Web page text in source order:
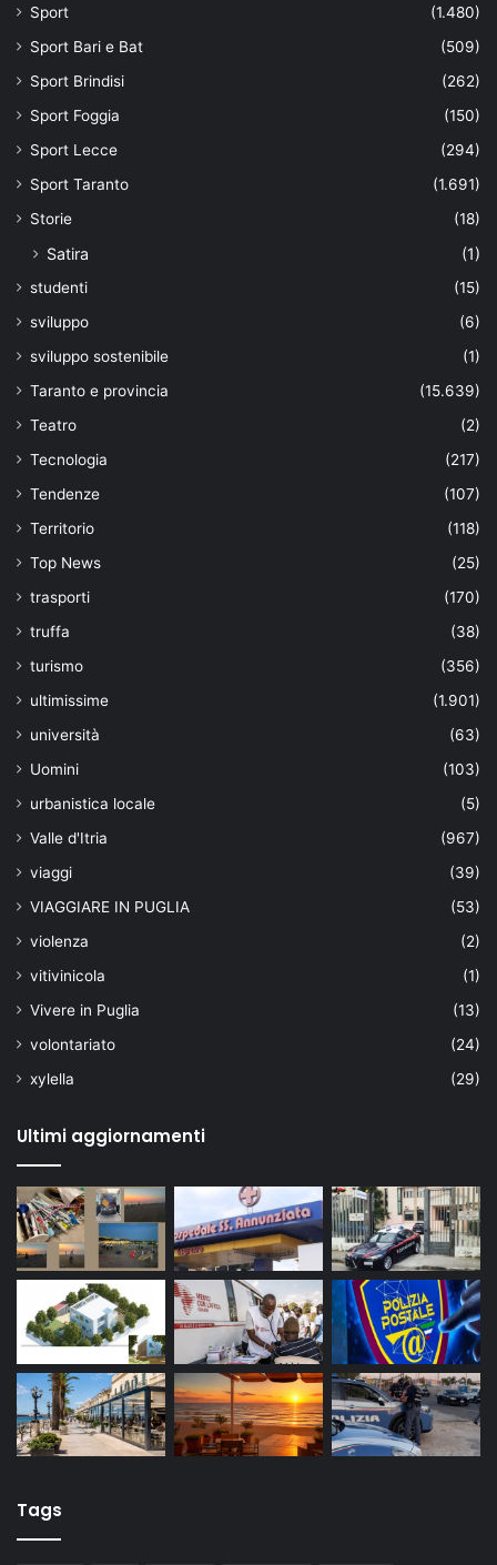
Sport
(1.480)
Sport Bari e Bat
(509)
Sport Brindisi
(262)
Sport Foggia
(150)
Sport Lecce
(294)
Sport Taranto
(1.691)
Storie
(18)
Satira (1)
studenti
(15)
sviluppo
(6)
sviluppo sostenibile
(1)
Taranto e provincia
(15.639)
Teatro
(2)
Tecnologia
(217)
Tendenze
(107)
Territorio
(118)
Top News
(25)
trasporti
(170)
truffa
(38)
turismo
(356)
ultimissime
(1.901)
università
(63)
Uomini
(103)
urbanistica locale
(5)
Valle d'Itria
(967)
viaggi
(39)
VIAGGIARE IN PUGLIA
(53)
violenza
(2)
vitivinicola
(1)
Vivere in Puglia
(13)
volontariato
(24)
xylella
(29)
Ultimi aggiornamenti
Tags